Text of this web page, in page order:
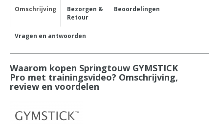
Omschrijving
Bezorgen &
Retour
Beoordelingen
Vragen en antwoorden
Waarom kopen Springtouw GYMSTICK
Pro met trainingsvideo? Omschrijving,
review en voordelen